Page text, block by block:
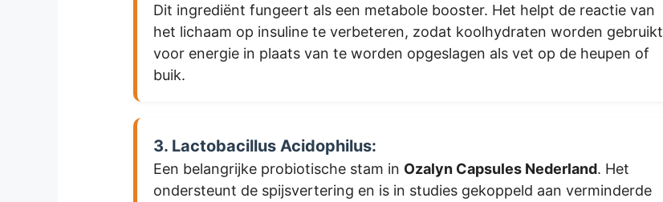
Dit ingrediënt fungeert als een metabole booster. Het helpt de reactie van
het lichaam op insuline te verbeteren, zodat koolhydraten worden gebruikt
voor energie in plaats van te worden opgeslagen als vet op de heupen of
buik.
3. Lactobacillus Acidophilus:
Een belangrijke probiotische stam in Ozalyn Capsules Nederland. Het
ondersteunt de spijsvertering en is in studies gekoppeld aan verminderde